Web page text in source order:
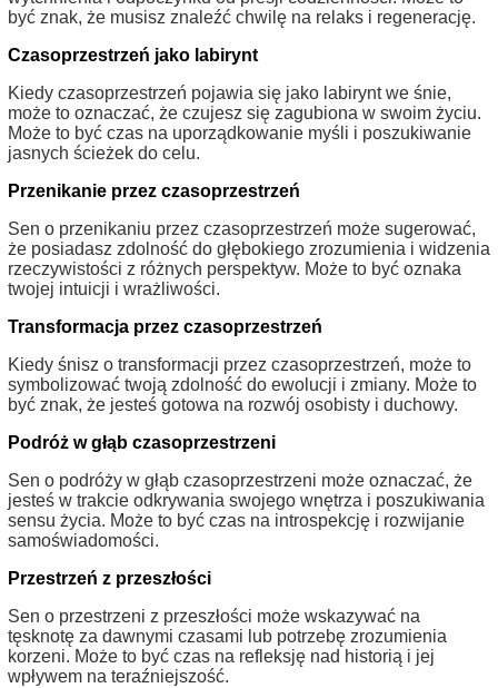
być znak, że musisz znaleźć chwilę na relaks i regenerację.
Czasoprzestrzeń jako labirynt
Kiedy czasoprzestrzeń pojawia się jako labirynt we śnie,
może to oznaczać, że czujesz się zagubiona w swoim życiu.
Może to być czas na uporządkowanie myśli i poszukiwanie
jasnych ścieżek do celu.
Przenikanie przez czasoprzestrzeń
Sen o przenikaniu przez czasoprzestrzeń może sugerować,
że posiadasz zdolność do głębokiego zrozumienia i widzenia
rzeczywistości z różnych perspektyw. Może to być oznaka
twojej intuicji i wrażliwości.
Transformacja przez czasoprzestrzeń
Kiedy śnisz o transformacji przez czasoprzestrzeń, może to
symbolizować twoją zdolność do ewolucji i zmiany. Może to
być znak, że jesteś gotowa na rozwój osobisty i duchowy.
Podróż w głąb czasoprzestrzeni
Sen o podróży w głąb czasoprzestrzeni może oznaczać, że
jesteś w trakcie odkrywania swojego wnętrza i poszukiwania
sensu życia. Może to być czas na introspekcję i rozwijanie
samoświadomości.
Przestrzeń z przeszłości
Sen o przestrzeni z przeszłości może wskazywać na
tęsknotę za dawnymi czasami lub potrzebę zrozumienia
korzeni. Może to być czas na refleksję nad historią i jej
wpływem na teraźniejszość.